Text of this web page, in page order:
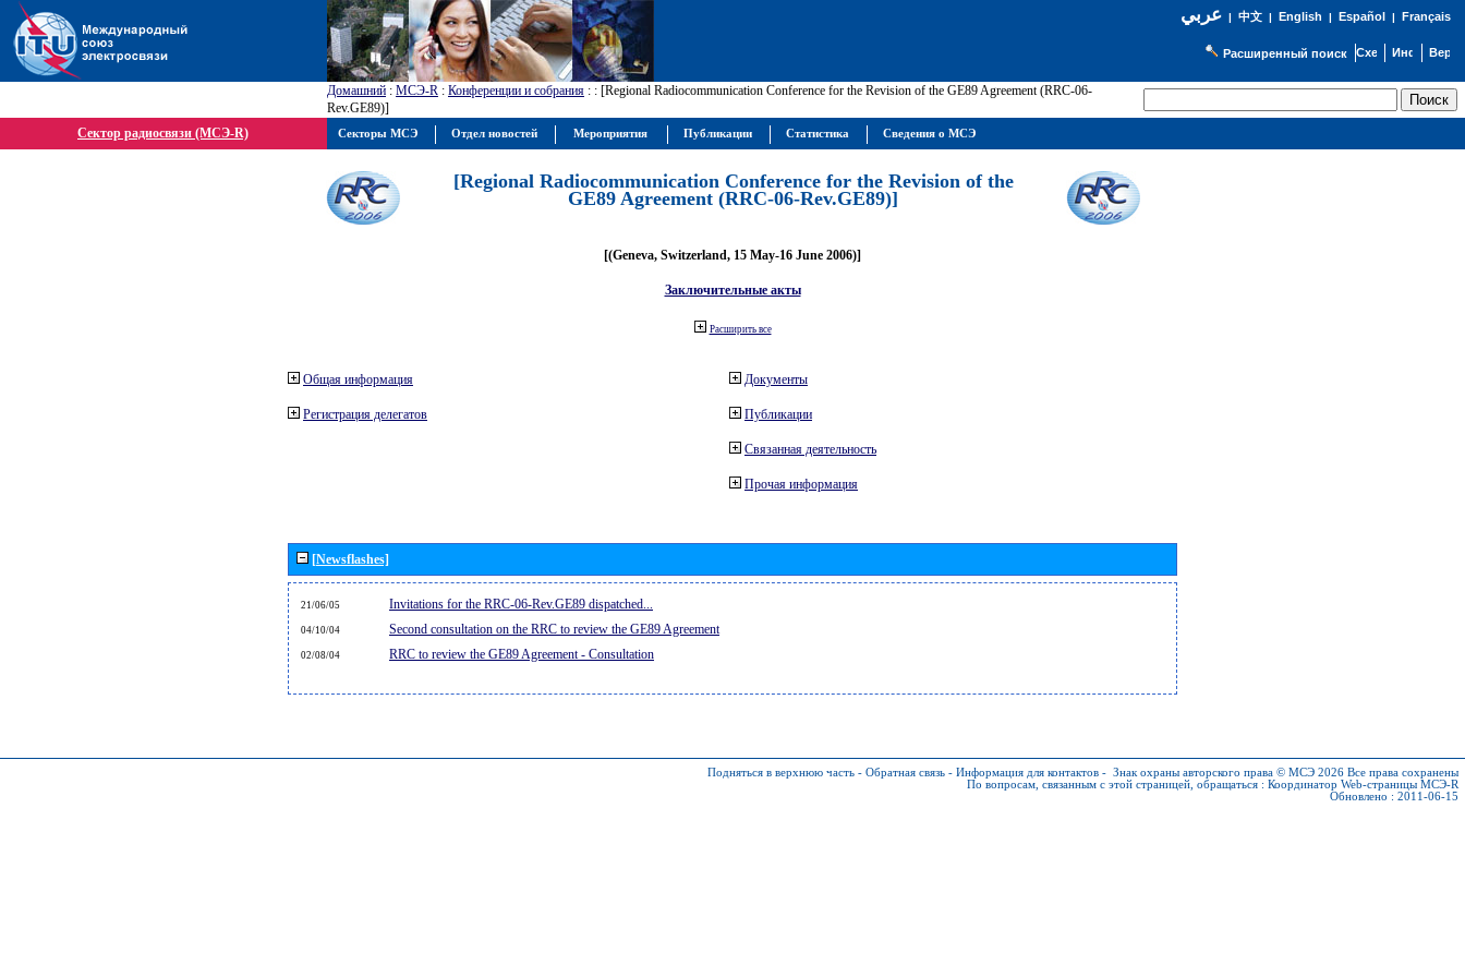
عربي| 中文| English | Español | Français
Расширенный поиск
Домашний : МСЭ-R : Конференции и собрания : : [Regional Radiocommunication Conference for the Revision of the GE89 Agreement (RRC-06-
Rev.GE89)]
Сектор радиосвязи (МСЭ-R)
[Regional Radiocommunication Conference for the Revision of the
GE89 Agreement (RRC-06-Rev.GE89)]
[(Geneva, Switzerland, 15 May-16 June 2006)]
Заключительные акты
Расширить все
Общая информация
Регистрация делегатов
Документы
Публикации
Связанная деятельность
Прочая информация
[Newsflashes]
21/06/05 Invitations for the RRC-06-Rev.GE89 dispatched...
04/10/04 Second consultation on the RRC to review the GE89 Agreement
02/08/04 RRC to review the GE89 Agreement - Consultation
Подняться в верхнюю часть - Обратная связь - Информация для контактов - Знак охраны авторского права © МСЭ 2026 Все права сохранены
По вопросам, связанным с этой страницей, обращаться : Координатор Web-страницы МСЭ-R
Обновлено : 2011-06-15
Секторы МСЭ Отдел новостей Мероприятия Публикации Статистика Сведения о МСЭ